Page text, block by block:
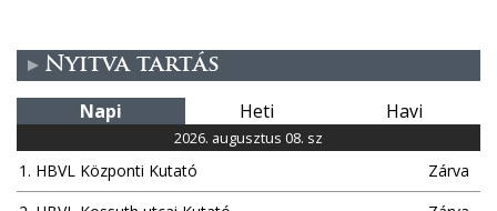
Nyitva tartás
Napi Heti Havi
2026. augusztus 08. sz
1. HBVL Központi Kutató
Zárva